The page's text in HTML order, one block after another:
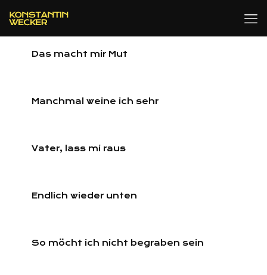
Das macht mir Mut
Manchmal weine ich sehr
Vater, lass mi raus
Endlich wieder unten
So möcht ich nicht begraben sein